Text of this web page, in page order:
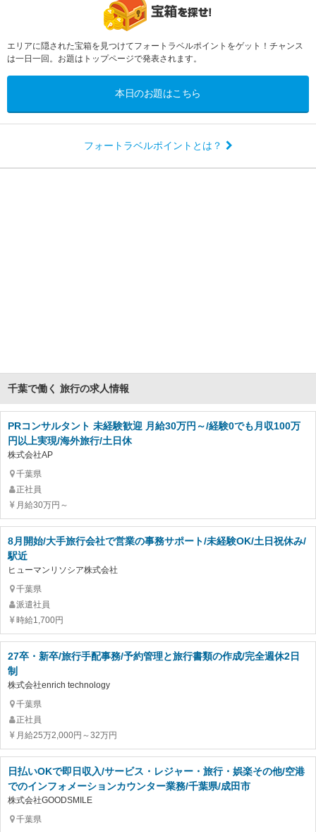
エリアに隠された宝箱を見つけてフォートラベルポイントをゲット！チャンス
は一日一回。お題はトップページで発表されます。
本日のお題はこちら
フォートラベルポイントとは？
千葉で働く 旅行の求人情報
PRコンサルタント 未経験歓迎 月給30万円～/経験0でも月収100万
円以上実現/海外旅行/土日休
株式会社AP
千葉県
正社員
月給30万円～
8月開始/大手旅行会社で営業の事務サポート/未経験OK/土日祝休み/
駅近
ヒューマンリソシア株式会社
千葉県
派遣社員
時給1,700円
27卒・新卒/旅行手配事務/予約管理と旅行書類の作成/完全週休2日
制
株式会社enrich technology
千葉県
正社員
月給25万2,000円～32万円
日払いOKで即日収入/サービス・レジャー・旅行・娯楽その他/空港
でのインフォメーションカウンター業務/千葉県/成田市
株式会社GOODSMILE
千葉県